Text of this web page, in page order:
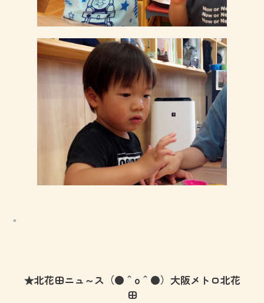
。
★北花田ニュ～ス（●＾o＾●）大阪メトロ北花
田